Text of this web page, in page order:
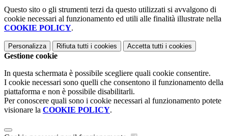
Questo sito o gli strumenti terzi da questo utilizzati si avvalgono di
cookie necessari al funzionamento ed utili alle finalità illustrate nella
COOKIE POLICY.
Personalizza Rifiuta tutti i cookies Accetta tutti i cookies
Gestione cookie
In questa schermata è possibile scegliere quali cookie consentire.
I cookie necessari sono quelli che consentono il funzionamento della
piattaforma e non è possibile disabilitarli.
Per conoscere quali sono i cookie necessari al funzionamento potete
visionare la COOKIE POLICY.